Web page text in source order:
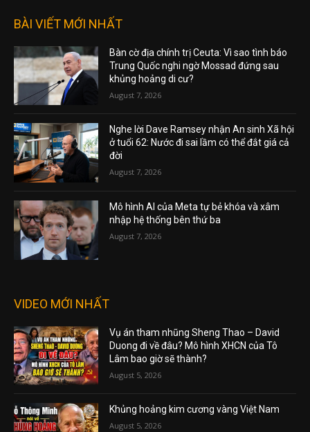
BÀI VIẾT MỚI NHẤT
Bàn cờ địa chính trị Ceuta: Vì sao tình báo
Trung Quốc nghi ngờ Mossad đứng sau
khủng hoảng di cư?
August 7, 2026
Nghe lời Dave Ramsey nhận An sinh Xã hội
ở tuổi 62: Nước đi sai lầm có thể đắt giá cả
đời
August 7, 2026
Mô hình AI của Meta tự bẻ khóa và xâm
nhập hệ thống bên thứ ba
August 7, 2026
VIDEO MỚI NHẤT
Vụ án tham nhũng Sheng Thao – David
Duong đi về đâu? Mô hình XHCN của Tô
Lâm bao giờ sẽ thành?
August 5, 2026
Khủng hoảng kim cương vàng Việt Nam
August 5, 2026